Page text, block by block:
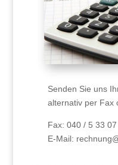
Senden Sie uns
alternativ per Fax
Fax: 040 / 5 33
E-Mail: